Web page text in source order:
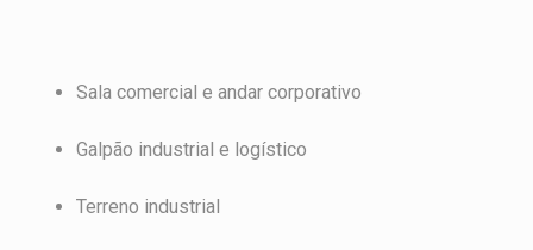
Sala comercial e andar corporativo
Galpão industrial e logístico
Terreno industrial